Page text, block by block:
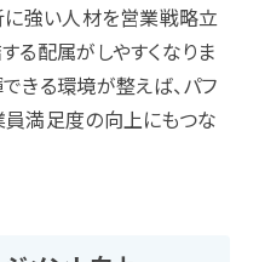
に強い人材を営業戦略立
る配属がしやすくなりま
きる環境が整えば、パフ
満足度の向上にもつな